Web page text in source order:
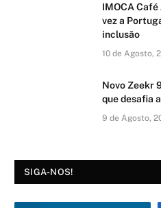
IMOCA
vez a
inclusão
10 de Agosto,
Novo Zeekr
que desafia
9 de Agosto,
SIGA-NOS!